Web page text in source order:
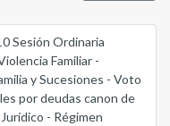
Sesión Ordinaria
Familiar -
y Sucesiones - Voto
por deudas canon de
- Régimen